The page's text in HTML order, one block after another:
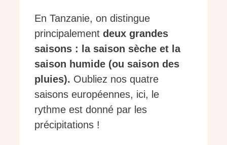
En Tanzanie, on distingue
principalement deux grandes
saisons : la saison sèche et la
saison humide (ou saison des
pluies). Oubliez nos quatre
saisons européennes, ici, le
rythme est donné par les
précipitations !